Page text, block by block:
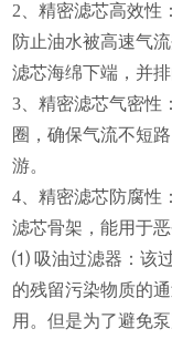
2、精密滤芯高效性
防止油水被高速气
滤芯海绵下端，并
3、精密滤芯气密性
圈，确保气流不短
游。
4、精密滤芯防腐性
滤芯骨架，能用于恶
⑴ 吸油过滤器：该
的残留污染物质的
用。但是为了避免